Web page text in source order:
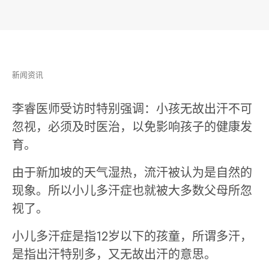
新闻资讯
李睿医师受访时特别强调：小孩无故出汗不可
忽视，必须及时医治，以免影响孩子的健康发
育。
由于新加坡的天气湿热，流汗被认为是自然的
现象。所以小儿多汗症也就被大多数父母所忽
视了。
小儿多汗症是指12岁以下的孩童，所谓多汗，
是指出汗特别多，又无故出汗的意思。